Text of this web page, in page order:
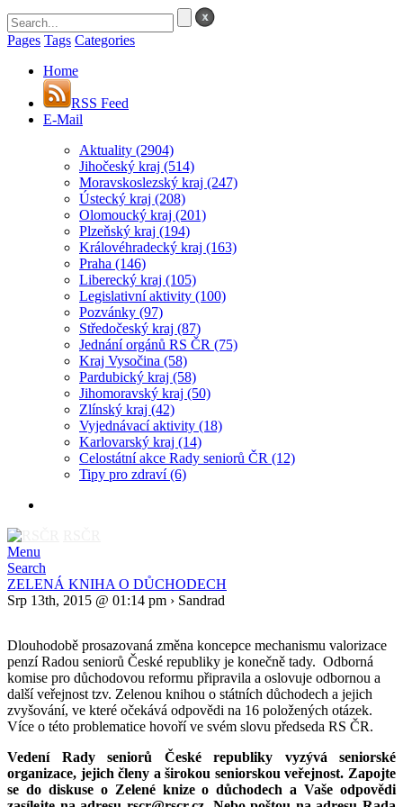
Pages Tags Categories
Home
RSS Feed
E-Mail
Aktuality (2904)
Jihočeský kraj (514)
Moravskoslezský kraj (247)
Ústecký kraj (208)
Olomoucký kraj (201)
Plzeňský kraj (194)
Královéhradecký kraj (163)
Praha (146)
Liberecký kraj (105)
Legislativní aktivity (100)
Pozvánky (97)
Středočeský kraj (87)
Jednání orgánů RS ČR (75)
Kraj Vysočina (58)
Pardubický kraj (58)
Jihomoravský kraj (50)
Zlínský kraj (42)
Vyjednávací aktivity (18)
Karlovarský kraj (14)
Celostátní akce Rady seniorů ČR (12)
Tipy pro zdraví(6)
Menu
Search
ZELENÁ KNIHA O DŮCHODECH
Srp 13th, 2015 @ 01:14 pm › Sandrad
Dlouhodobě prosazovaná změna koncepce mechanismu valorizace
penzí Radou seniorů České republiky je konečně tady. Odborná
komise pro důchodovou reformu připravila a oslovuje odbornou a
další veřejnost tzv. Zelenou knihou o státních důchodech a jejich
zvyšování, ve které očekává odpovědi na 16 položených otázek.
Více o této problematice hovoří ve svém slovu předseda RS ČR.
Vedení Rady seniorů České republiky vyzývá seniorské
organizace, jejich členy a širokou seniorskou veřejnost. Zapojte
se do diskuse o Zelené knize o důchodech a Vaše odpovědi